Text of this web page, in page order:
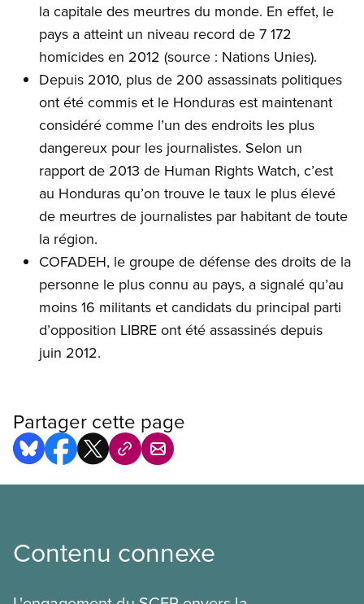
la capitale des meurtres du monde. En effet, le
pays a atteint un niveau record de 7 172
homicides en 2012 (source : Nations Unies).
Depuis 2010, plus de 200 assassinats politiques
ont été commis et le Honduras est maintenant
considéré comme l’un des endroits les plus
dangereux pour les journalistes. Selon un
rapport de 2013 de Human Rights Watch, c’est
au Honduras qu’on trouve le taux le plus élevé
de meurtres de journalistes par habitant de toute
la région.
COFADEH, le groupe de défense des droits de la
personne le plus connu au pays, a signalé qu’au
moins 16 militants et candidats du principal parti
d’opposition LIBRE ont été assassinés depuis
juin 2012.
Partager cette page
Contenu connexe